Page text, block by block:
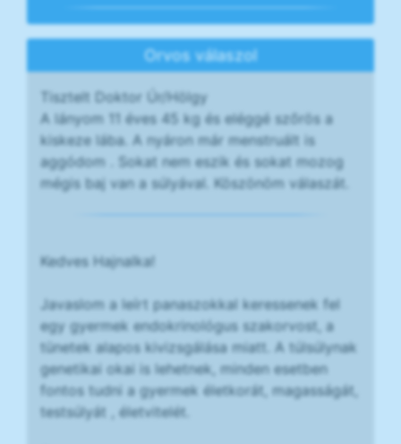
Orvos válaszol
Tisztelt Doktor Úr/Hölgy
A lányom 11 éves 45 kg és eléggé szőrös a
kiskeze lába. A nyáron már menstruált is
aggódom . Sokat nem eszik és sokat mozog
mégis baj van a súlyával. Köszönöm válaszát.
Kedves Hajnalka!
Javaslom a leírt panaszokkal keressenek fel
egy gyermek endokrinológus szakorvost, a
tünetek alapos kivizsgálása miatt. A túlsúlynak
genetikai okai is lehetnek, minden esetben
fontos tudni a gyermek életkorát, magasságát,
testsúlyát , életvitelét.